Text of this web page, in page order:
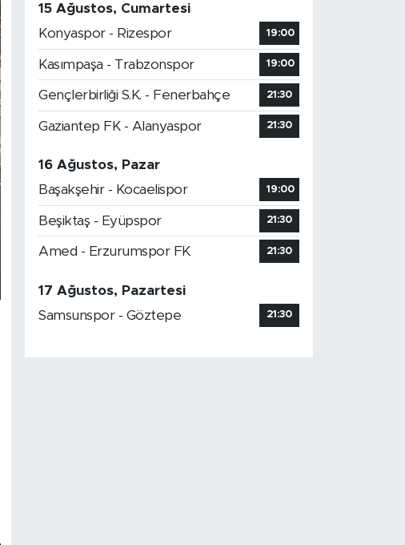
15 Ağustos, Cumartesi
Konyaspor - Rizespor
19:00
Kasımpaşa - Trabzonspor 19:00
Gençlerbirliği S.K. - Fenerbahçe 21:30
Gaziantep FK - Alanyaspor 21:30
16 Ağustos, Pazar
Başakşehir - Kocaelispor
19:00
Beşiktaş - Eyüpspor 21:30
Amed - Erzurumspor FK 21:30
17 Ağustos, Pazartesi
Samsunspor - Göztepe
21:30